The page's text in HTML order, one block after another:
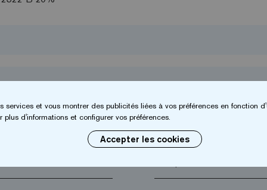
services et vous montrer des publicités liées à vos préférences en fonction
d'informations et configurer vos préférences.
Accepter les cookies